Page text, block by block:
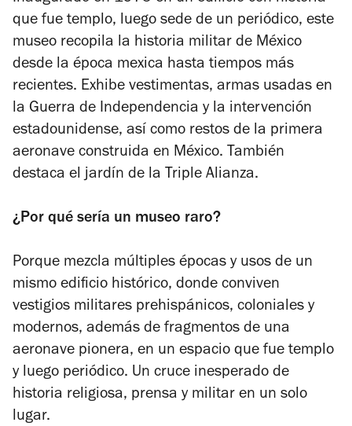
que fue templo, luego sede de un periódico, este
museo recopila la historia militar de México
desde la época mexica hasta tiempos más
recientes. Exhibe vestimentas, armas usadas en
la Guerra de Independencia y la intervención
estadounidense, así como restos de la primera
aeronave construida en México. También
destaca el jardín de la Triple Alianza.
¿Por qué sería un museo raro?
Porque mezcla múltiples épocas y usos de un
mismo edificio histórico, donde conviven
vestigios militares prehispánicos, coloniales y
modernos, además de fragmentos de una
aeronave pionera, en un espacio que fue templo
y luego periódico. Un cruce inesperado de
historia religiosa, prensa y militar en un solo
lugar.